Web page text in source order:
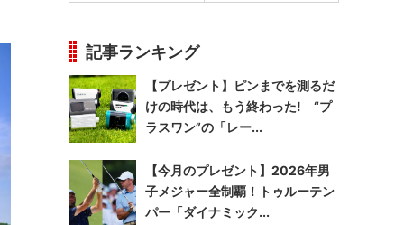
記事ランキング
【プレゼント】ピンまでを測るだ
けの時代は、もう終わった! “プ
ラスワン”の「レー...
【今月のプレゼント】2026年男
子メジャー全制覇！トゥルーテン
パー「ダイナミック...